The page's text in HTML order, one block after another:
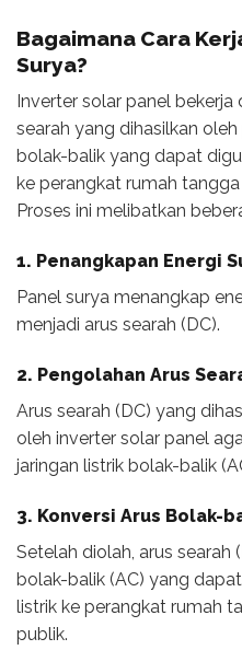
Bagaimana Cara
Surya?
Inverter solar panel
searah yang dihasilkan
bolak-balik yang dapat
ke perangkat rumah
Proses ini melibatkan
1. Penangkapan Energi
Panel surya menangkap
menjadi arus searah (DC).
2. Pengolahan Arus
Arus searah (DC) yang
oleh inverter solar panel
jaringan listrik bolak-balik
3. Konversi Arus Bolak-
Setelah diolah, arus searah
bolak-balik (AC) yang
listrik ke perangkat rumah
publik.